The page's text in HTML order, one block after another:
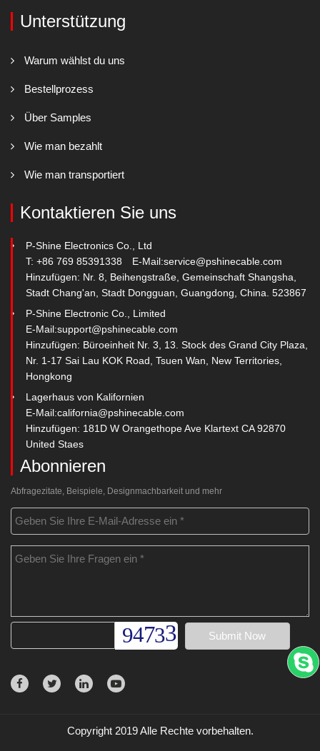
Unterstützung
Warum wählst du uns
Bestellprozess
Über Samples
Wie man bezahlt
Wie man transportiert
Kontaktieren Sie uns
P-Shine Electronics Co., Ltd
T: +86 769 85391338
E-Mail:service@pshinecable.com
Hinzufügen: Nr. 8, Beihengstraße, Gemeinschaft Shangsha,
Stadt Chang'an, Stadt Dongguan, Guangdong, China. 523867
P-Shine Electronic Co., Limited
E-Mail:support@pshinecable.com
Hinzufügen: Büroeinheit Nr. 3, 13. Stock des Grand City Plaza,
Nr. 1-17 Sai Lau KOK Road, Tsuen Wan, New Territories,
Hongkong
Lagerhaus von Kalifornien
E-Mail:california@pshinecable.com
Hinzufügen: 181D W Orangethope Ave Klartext CA 92870
United Staes
Abonnieren
Abfragezitate, Beispiele, Designmachbarkeit und mehr
Copyright 2019 Alle Rechte vorbehalten.